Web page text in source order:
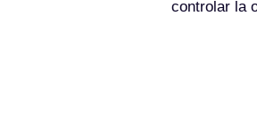
controlar la